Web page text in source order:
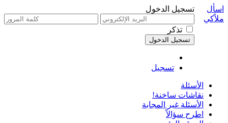
تسجيل الدخول
تذكر
تسجيل
اسأل
ملاًكي
الأسئلة
نقاشات ساخنة!
الأسئلة غير المجابة
اطرح سؤالاً